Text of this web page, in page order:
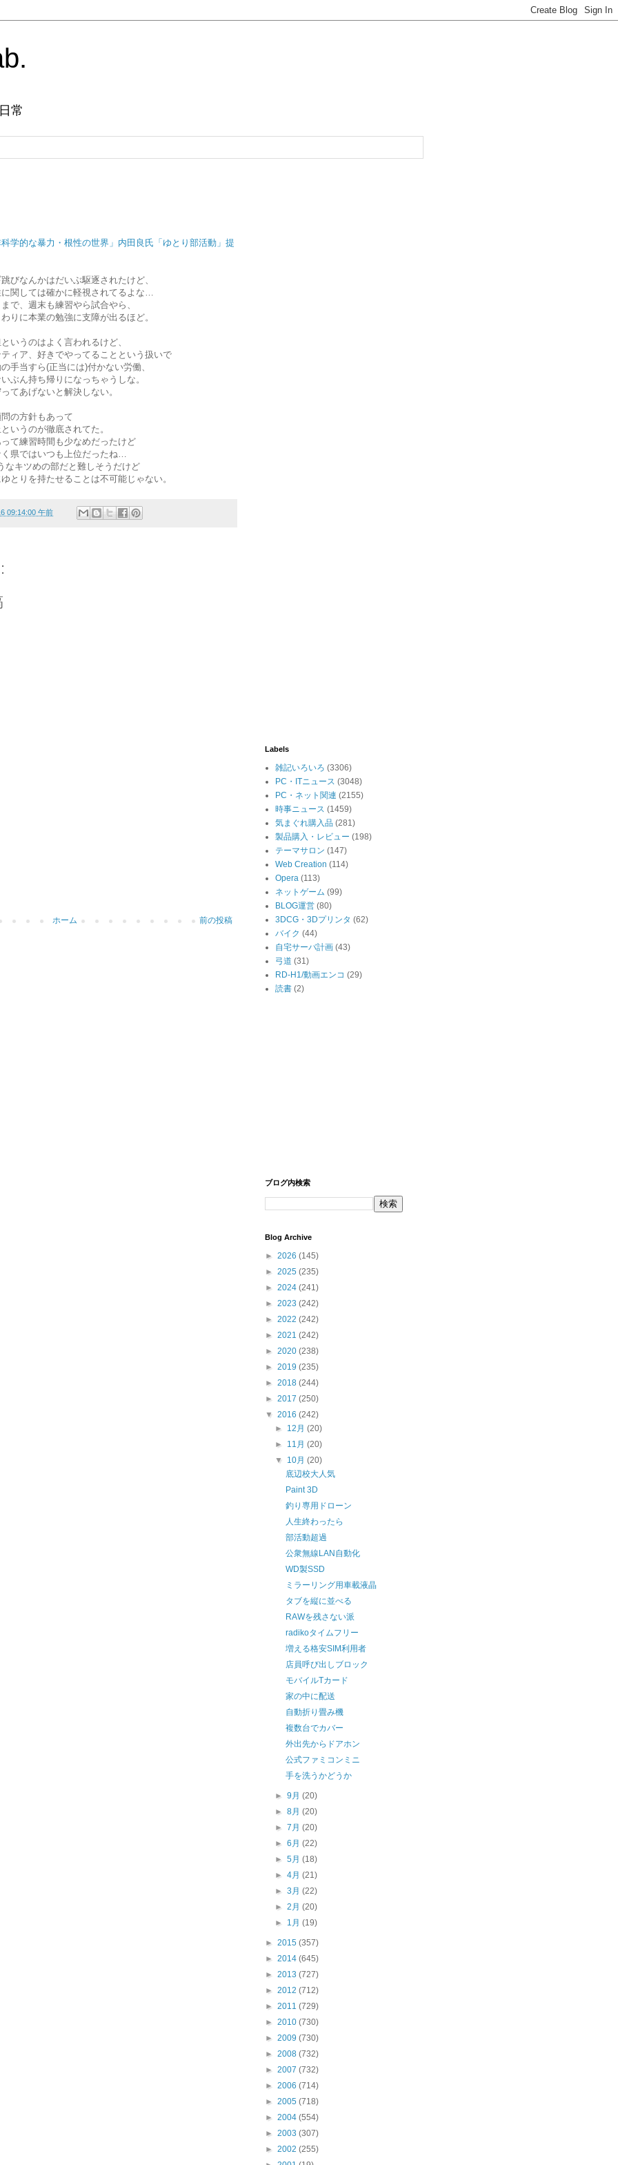
常
学的な暴力・根性の世界」内田良氏「ゆとり部活動」提
びなんかはだいぶ駆逐されたけど、
関しては確かに軽視されてるよな…
で、週末も練習やら試合やら、
りに本業の勉強に支障が出るほど。
いうのはよく言われるけど、
ィア、好きでやってることという扱いで
手当すら(正当には)付かない労働、
ぶん持ち帰りになっちゃうしな。
てあげないと解決しない。
の方針もあって
いうのが徹底されてた。
て練習時間も少なめだったけど
県ではいつも上位だったね…
なキツめの部だと難しそうだけど
とりを持たせることは不可能じゃない。
09:14:00 午前
前の投稿
ホーム
Labels
雑記いろいろ (3306)
PC・ITニュース (3048)
PC・ネット関連 (2155)
時事ニュース (1459)
気まぐれ購入品 (281)
製品購入・レビュー (198)
テーマサロン (147)
Web Creation (114)
Opera (113)
ネットゲーム (99)
BLOG運営 (80)
3DCG・3Dプリンタ (62)
バイク (44)
自宅サーバ計画 (43)
弓道 (31)
RD-H1/動画エンコ (29)
読書 (2)
ブログ内検索
Blog Archive
► 2026 (145)
► 2025 (235)
► 2024 (241)
► 2023 (242)
► 2022 (242)
► 2021 (242)
► 2020 (238)
► 2019 (235)
► 2018 (244)
► 2017 (250)
▼ 2016 (242)
► 12月(20)
► 11月(20)
▼ 10月(20)
底辺校大人気
Paint 3D
釣り専用ドローン
人生終わったら
部活動超過
公衆無線LAN自動化
WD製SSD
ミラーリング用車載液晶
タブを縦に並べる
RAWを残さない派
radikoタイムフリー
増える格安SIM利用者
店員呼び出しブロック
モバイルTカード
家の中に配送
自動折り畳み機
複数台でカバー
外出先からドアホン
公式ファミコンミニ
手を洗うかどうか
►9月(20)
►8月(20)
►7月(20)
►6月(22)
►5月(18)
►4月(21)
►3月(22)
►2月(20)
► 1月(19)
► 2015 (357)
► 2014 (645)
► 2013 (727)
► 2012 (712)
► 2011 (729)
► 2010 (730)
► 2009 (730)
► 2008 (732)
► 2007 (732)
► 2006 (714)
► 2005 (718)
► 2004 (554)
► 2003 (307)
► 2002 (255)